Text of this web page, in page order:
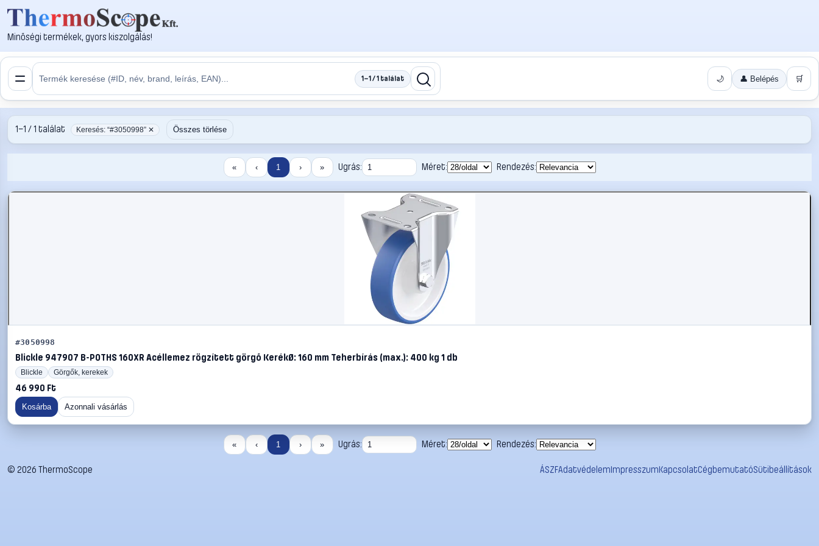
Minőségi termékek, gyors kiszolgálás!
1–1 / 1 találat 🌙 👤 Belépés 🛒
1–1 / 1 találat Keresés: “#3050998” ✕ Összes törlése
« ‹ 1 › » Ugrás: Méret: Rendezés:
#3050998
Blickle 947907 B-POTHS 160XR Acéllemez rögzített görgő KerékØ: 160 mm Teherbírás (max.): 400 kg 1 db
Blickle Görgők, kerekek
46 990 Ft
Kosárba Azonnali vásárlás
« ‹ 1 › » Ugrás: Méret: Rendezés:
© 2026 ThermoScope ÁSZFAdatvédelemImpresszumKapcsolatCégbemutatóSütibeállítások